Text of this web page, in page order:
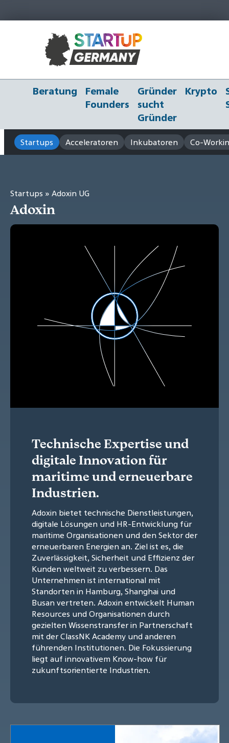
Beratung
Female
Founders
Gründer
sucht
Gründer
Krypto
Startups Acceleratoren Inkubatoren Co-
Startups » Adoxin UG
Adoxin
Technische Expertise und
digitale Innovation für
maritime und erneuerbare
Industrien.
Adoxin bietet technische Dienstleistungen,
digitale Lösungen und HR-Entwicklung für
maritime Organisationen und den Sektor der
erneuerbaren Energien an. Ziel ist es, die
Zuverlässigkeit, Sicherheit und Effizienz der
Kunden weltweit zu verbessern. Das
Unternehmen ist international mit
Standorten in Hamburg, Shanghai und
Busan vertreten. Adoxin entwickelt Human
Resources und Organisationen durch
gezielten Wissenstransfer in Partnerschaft
mit der ClassNK Academy und anderen
führenden Institutionen. Die Fokussierung
liegt auf innovativem Know-how für
zukunftsorientierte Industrien.